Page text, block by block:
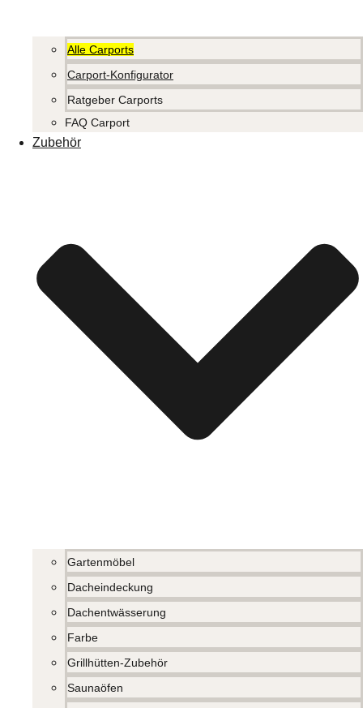
Alle Carports
Carport-Konfigurator
Ratgeber Carports
FAQ Carport
Zubehör
Gartenmöbel
Dacheindeckung
Dachentwässerung
Farbe
Grillhütten-Zubehör
Saunaöfen